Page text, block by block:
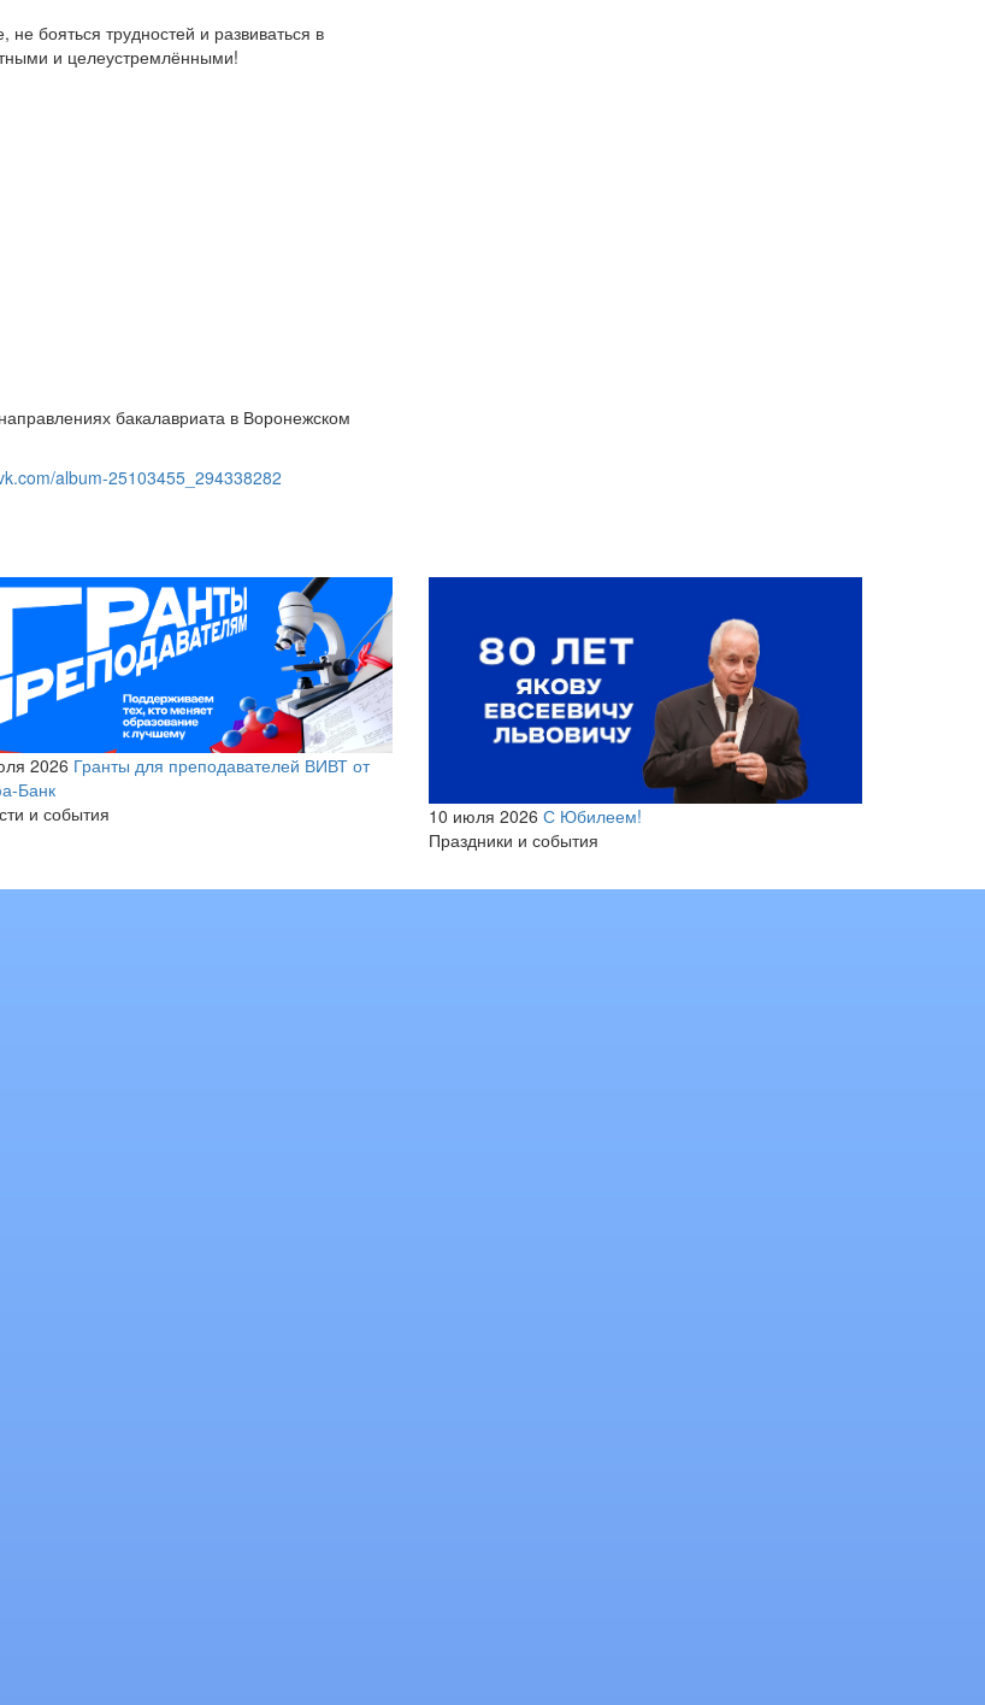
бояться трудностей и развиваться в
и целеустремлёнными!
бакалавриата в Воронежском
album-25103455_294338282
2026 Гранты для преподавателей ВИВТ от
Банк
и события
10 июля 2026 С Юбилеем!
Праздники и события